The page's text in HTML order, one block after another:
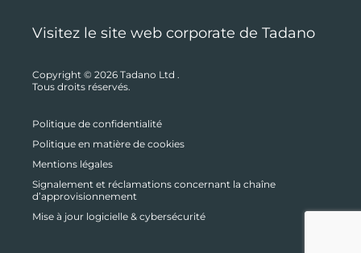
Visitez le site web corporate de Tadano
Copyright © 2026 Tadano Ltd .
Tous droits réservés.
Politique de confidentialité
Politique en matière de cookies
Mentions légales
Signalement et réclamations concernant la chaîne
d’approvisionnement
Mise à jour logicielle & cybersécurité